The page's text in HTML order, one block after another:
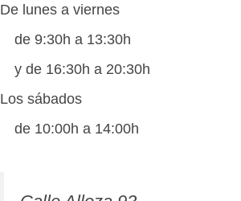
De lunes a viernes
de 9:30h a 13:30h
y de 16:30h a 20:30h
Los sábados
de 10:00h a 14:00h